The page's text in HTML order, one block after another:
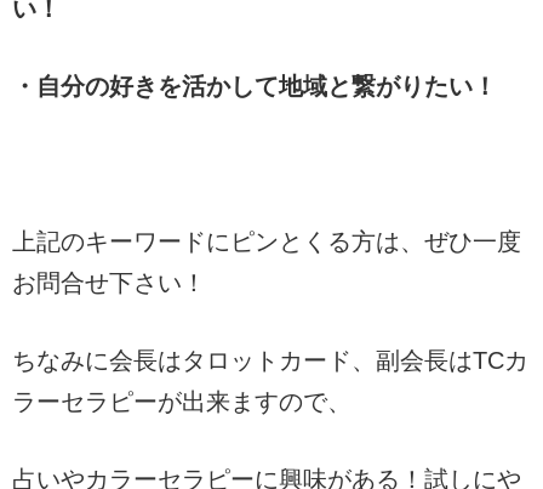
い！
・自分の好きを活かして地域と繋がりたい！
上記のキーワードにピンとくる方は、ぜひ一度
お問合せ下さい！
ちなみに会長はタロットカード、副会長はTCカ
ラーセラピーが出来ますので、
占いやカラーセラピーに興味がある！試しにや